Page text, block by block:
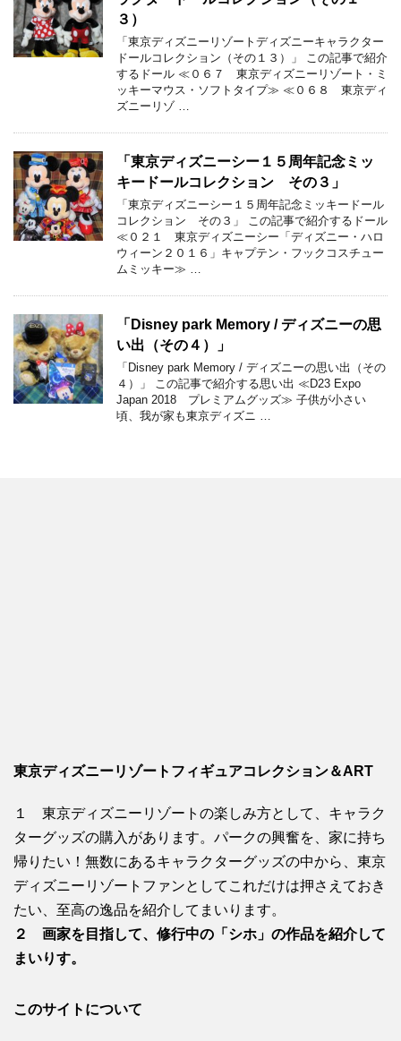
３）
「東京ディズニーリゾートディズニーキャラクター
ドールコレクション（その１３）」 この記事で紹介
するドール ≪０６７ 東京ディズニーリゾート・ミ
ッキーマウス・ソフトタイプ≫ ≪０６８ 東京ディ
ズニーリゾ …
「東京ディズニーシー１５周年記念ミッ
キードールコレクション その３」
「東京ディズニーシー１５周年記念ミッキードール
コレクション その３」 この記事で紹介するドール
≪０２１ 東京ディズニーシー「ディズニー・ハロ
ウィーン２０１６」キャプテン・フックコスチュー
ムミッキー≫ …
「Disney park Memory / ディズニーの思
い出（その４）」
「Disney park Memory / ディズニーの思い出（その
４）」 この記事で紹介する思い出 ≪D23 Expo
Japan 2018 プレミアムグッズ≫ 子供が小さい
頃、我が家も東京ディズニ …
東京ディズニーリゾートフィギュアコレクション＆ART
１ 東京ディズニーリゾートの楽しみ方として、キャラク
ターグッズの購入があります。パークの興奮を、家に持ち
帰りたい！無数にあるキャラクターグッズの中から、東京
ディズニーリゾートファンとしてこれだけは押さえておき
たい、至高の逸品を紹介してまいります。
２ 画家を目指して、修行中の「シホ」の作品を紹介して
まいりす。
このサイトについて